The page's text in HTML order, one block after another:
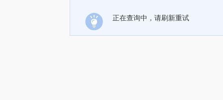
正在查询中，请刷新重试